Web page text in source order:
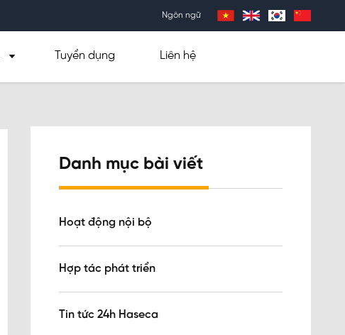
Ngôn ngữ
Tuyển dụng Liên hệ
Danh mục bài viết
Hoạt động nội bộ
Hợp tác phát triển
Tin tức 24h Haseca